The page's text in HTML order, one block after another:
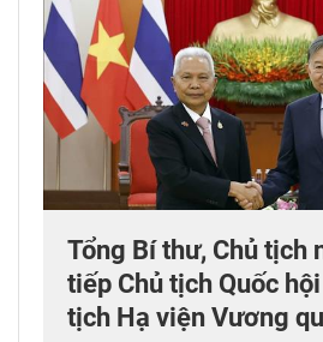
Tổng Bí thư, Chủ tịch
tiếp Chủ tịch Quốc
tịch Hạ viện Vương